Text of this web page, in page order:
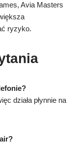
Avia Masters
ryzyko.
działa płynnie na